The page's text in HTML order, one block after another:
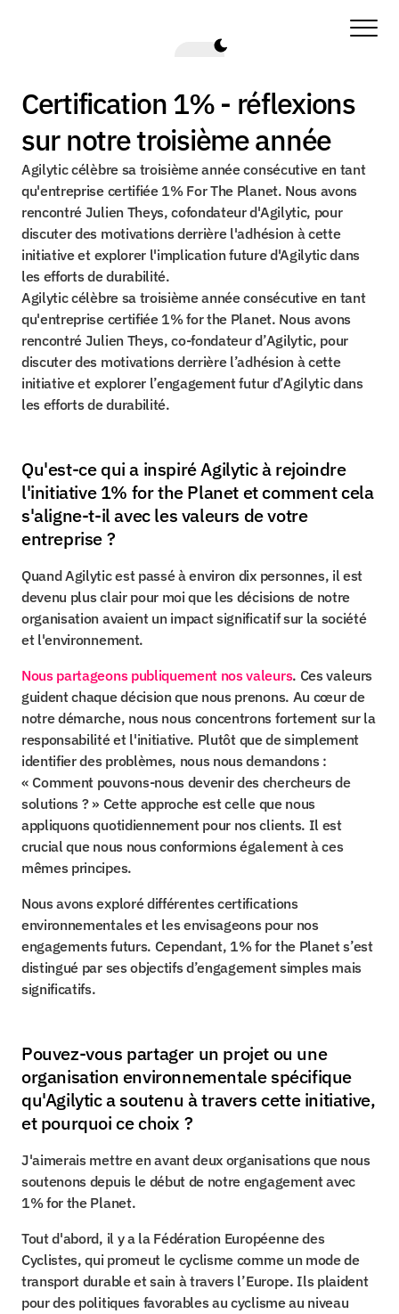
Certification 1% - réflexions
sur notre troisième année
Agilytic célèbre sa troisième année consécutive en tant
qu'entreprise certifiée 1% For The Planet. Nous avons
rencontré Julien Theys, cofondateur d'Agilytic, pour
discuter des motivations derrière l'adhésion à cette
initiative et explorer l'implication future d'Agilytic dans
les efforts de durabilité.
Agilytic célèbre sa troisième année consécutive en tant
qu'entreprise certifiée 1% for the Planet. Nous avons
rencontré Julien Theys, co-fondateur d’Agilytic, pour
discuter des motivations derrière l’adhésion à cette
initiative et explorer l’engagement futur d’Agilytic dans
les efforts de durabilité.
Qu'est-ce qui a inspiré Agilytic à rejoindre
l'initiative 1% for the Planet et comment cela
s'aligne-t-il avec les valeurs de votre
entreprise ?
Quand Agilytic est passé à environ dix personnes, il est
devenu plus clair pour moi que les décisions de notre
organisation avaient un impact significatif sur la société
et l'environnement.
Nous partageons publiquement nos valeurs. Ces valeurs
guident chaque décision que nous prenons. Au cœur de
notre démarche, nous nous concentrons fortement sur la
responsabilité et l'initiative. Plutôt que de simplement
identifier des problèmes, nous nous demandons :
« Comment pouvons-nous devenir des chercheurs de
solutions ? » Cette approche est celle que nous
appliquons quotidiennement pour nos clients. Il est
crucial que nous nous conformions également à ces
mêmes principes.
Nous avons exploré différentes certifications
environnementales et les envisageons pour nos
engagements futurs. Cependant, 1% for the Planet s’est
distingué par ses objectifs d’engagement simples mais
significatifs.
Pouvez-vous partager un projet ou une
organisation environnementale spécifique
qu'Agilytic a soutenu à travers cette initiative,
et pourquoi ce choix ?
J'aimerais mettre en avant deux organisations que nous
soutenons depuis le début de notre engagement avec
1% for the Planet.
Tout d'abord, il y a la Fédération Européenne des
Cyclistes, qui promeut le cyclisme comme un mode de
transport durable et sain à travers l’Europe. Ils plaident
pour des politiques favorables au cyclisme au niveau